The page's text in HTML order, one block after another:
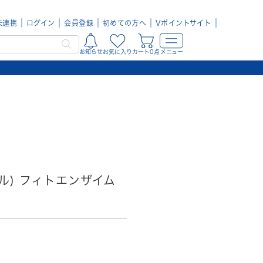
連携 ログイン 会員登録 初めての方へ Vポイントサイト
お知らせお気に入り カート0点 メニュー
) フィトエンザイム